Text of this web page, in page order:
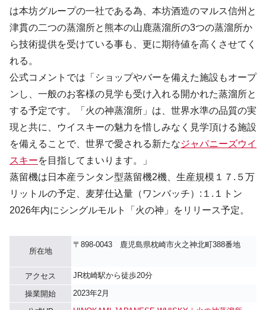
は本坊グループの一社である為、本坊酒造のマルス信州と
津貫の二つの蒸溜所と熊本の山鹿蒸溜所の3つの蒸溜所か
ら技術提供を受けている事も、更に期待値を高くさせてく
れる。
公式コメントでは「ショップやバーを備えた施設もオープ
ンし、一般のお客様の見学も受け入れる開かれた蒸溜所と
する予定です。「火の神蒸溜所」は、世界水準の品質の実
現と共に、ウイスキーの魅力を惜しみなく見学頂ける施設
を備えることで、世界で愛される新たなジャパニーズウイ
スキーを目指してまいります。」
蒸留機は日本産ランタン型蒸留機2機、生産規模１７.５万
リットルの予定、麦芽仕込量（ワンバッチ）:１.１トン
2026年内にシングルモルト「火の神」をリリース予定。
所在地
〒898-0043 鹿児島県枕崎市火之神北町388番地
アクセス JR枕崎駅から徒歩20分
操業開始 2023年2月